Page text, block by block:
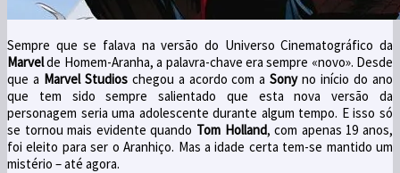
Sempre que se falava na versão do Universo Cinematográfico da
Marvelde Homem-Aranha, a palavra-chave era sempre «novo». Desde
que a Marvel Studioschegou a acordo com aSonyno início do ano
que tem sido sempre salientado que esta nova versão da
personagem seria uma adolescente durante algum tempo. E isso só
se tornou mais evidente quando Tom Holland, com apenas 19 anos,
foi eleito para ser o Aranhiço. Mas a idade certa tem-se mantido um
mistério – até agora.